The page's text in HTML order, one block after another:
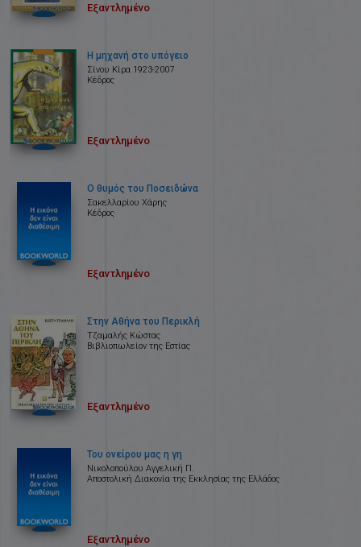
Εξαντλημένο
Η μηχανή στο υπόγειο
Σίνου Κίρα 1923-2007
Κέδρος
Εξαντλημένο
Ο θυμός του Ποσειδώνα
Σακελλαρίου Χάρης
Κέδρος
Εξαντλημένο
Στην Αθήνα του Περικλή
Τζαμαλής Κώστας
Βιβλιοπωλείον της Εστίας
Εξαντλημένο
Του ονείρου μας η γη
Νικολοπούλου Αγγελική Π.
Αποστολική Διακονία της Εκκλησίας της Ελλάδος
Εξαντλημένο